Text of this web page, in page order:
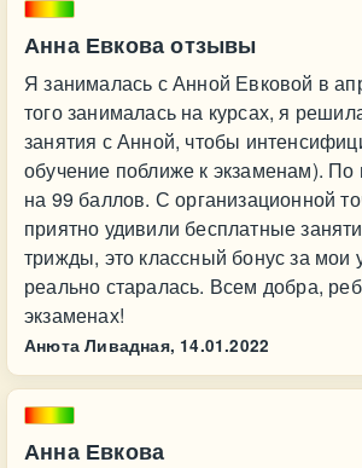
Анна Евкова отзывы
Я занималась с Анной Евковой в
того занималась на курсах, я
занятия с Анной, чтобы
обучение поближе к экзаменам). По
на 99 баллов. С организационной
приятно удивили бесплатные
трижды, это классный бонус за мои
реально старалась. Всем добра,
экзаменах!
Анюта Ливадная, 14.01.2022
Анна Евкова